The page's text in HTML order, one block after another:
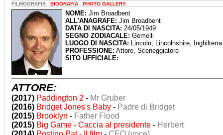
FILMOGRAFIA BIOGRAFIA PHOTO GALLERY
NOME: Jim Broadbent
ALL'ANAGRAFE: Jim Broadbent
DATA DI NASCITA: 24/05/1949
SEGNO ZODIACALE: Gemelli
LUOGO DI NASCITA: Lincoln, Lincolnshire, Inghilterra
PROFESSIONE: Attore, Sceneggiatore
SITO UFFICIALE:
ATTORE:
(2017) Paddington 2 - Mr Gruber
(2016) Bridget Jones's Baby - Padre di Bridget
(2015) Brooklyn - Father Flood
(2015) Big Game - Caccia al presidente - Herbert